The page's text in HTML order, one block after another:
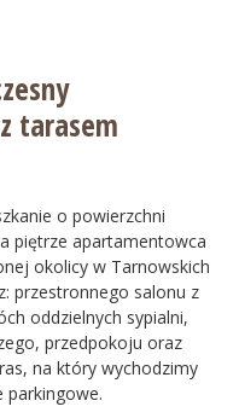
tarasem
o powierzchni
piętrze apartamentowca
okolicy w Tarnowskich
przestronnego salonu z
oddzielnych sypialni,
przedpokoju oraz
na który wychodzimy
parkingowe.